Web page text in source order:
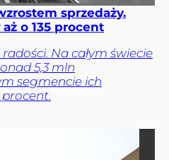
sprzedaży.
o 135 procent
Na całym świecie
5,3 mln
segmencie ich
procent.